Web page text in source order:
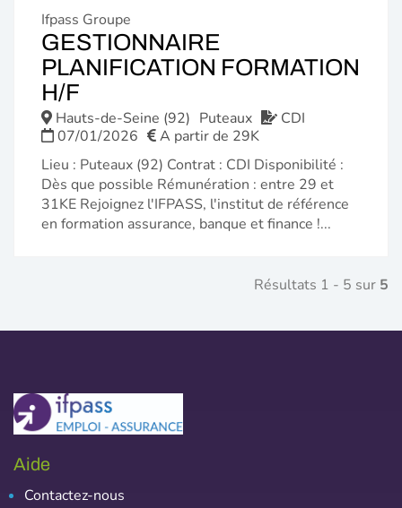
Ifpass Groupe
GESTIONNAIRE
PLANIFICATION FORMATION
H/F
FENÊTRE)
Hauts-de-Seine (92) Puteaux
CDI
07/01/2026
A partir de 29K
Lieu : Puteaux (92) Contrat : CDI Disponibilité :
Dès que possible Rémunération : entre 29 et
31KE Rejoignez l'IFPASS, l'institut de référence
en formation assurance, banque et finance !...
Résultats 1 - 5 sur 5
Aide
Contactez-nous